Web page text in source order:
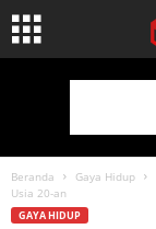
Beranda Gaya Hidup
Usia 20-an
GAYA HIDUP